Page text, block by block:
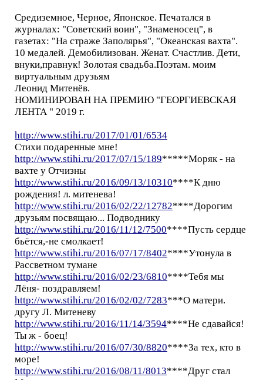
Средиземное, Черное, Японское. Печатался в
журналах: "Советский воин", "Знаменосец", в
газетах: "На страже Заполярья", "Океанская вахта".
10 медалей. Демобилизован. Женат. Счастлив. Дети,
внуки,правнук! Золотая свадьба.Поэтам. моим
виртуальным друзьям
Леонид Митенёв.
НОМИНИРОВАН НА ПРЕМИЮ "ГЕОРГИЕВСКАЯ
ЛЕНТА " 2019 г.
http://www.stihi.ru/2017/01/01/6534
Стихи подаренные мне!
http://www.stihi.ru/2017/07/15/189*****Моряк - на
вахте у Отчизны
http://www.stihi.ru/2016/09/13/10310****К дню
рождения! л. митенева!
http://www.stihi.ru/2016/02/22/12782****Дорогим
друзьям посвящаю... Подводнику
http://www.stihi.ru/2016/11/12/7500****Пусть сердце
бьётся,-не смолкает!
http://www.stihi.ru/2016/07/17/8402****Утонула в
Рассветном тумане
http://www.stihi.ru/2016/02/23/6810****Тебя мы
Лёня- поздравляем!
http://www.stihi.ru/2016/02/02/7283***О матери.
другу Л. Митеневу
http://www.stihi.ru/2016/11/14/3594****Не сдавайся!
Ты ж - боец!
http://www.stihi.ru/2016/07/30/8820****За тех, кто в
море!
http://www.stihi.ru/2016/08/11/8013****Друг стал